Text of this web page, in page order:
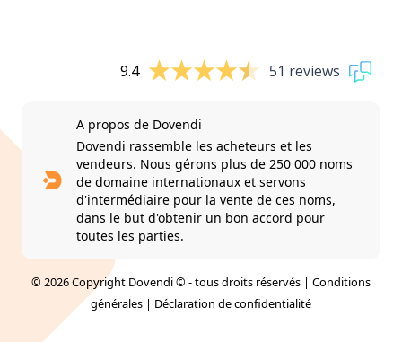
9.4 51 reviews
A propos de Dovendi
Dovendi rassemble les acheteurs et les
vendeurs. Nous gérons plus de 250 000 noms
de domaine internationaux et servons
d'intermédiaire pour la vente de ces noms,
dans le but d'obtenir un bon accord pour
toutes les parties.
© 2026 Copyright Dovendi © - tous droits réservés | Conditions
générales | Déclaration de confidentialité